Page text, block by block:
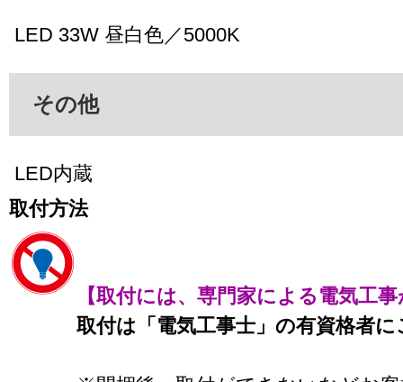
LED 33W 昼白色／5000K
その他
LED内蔵
取付方法
【取付には、専門家による電気工
取付は「電気工事士」の有資格者